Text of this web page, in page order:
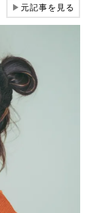
▶元記事を見る